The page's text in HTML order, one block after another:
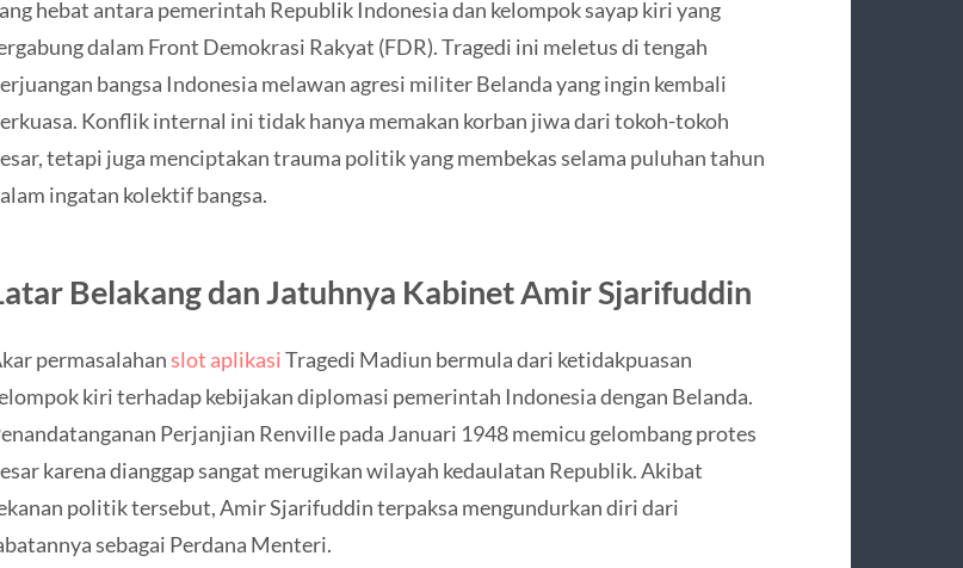
hebat antara pemerintah Republik Indonesia dan kelompok sayap kiri yang
dalam Front Demokrasi Rakyat (FDR). Tragedi ini meletus di tengah
bangsa Indonesia melawan agresi militer Belanda yang ingin kembali
Konflik internal ini tidak hanya memakan korban jiwa dari tokoh-tokoh
tetapi juga menciptakan trauma politik yang membekas selama puluhan tahun
ingatan kolektif bangsa.
Belakang dan Jatuhnya Kabinet Amir Sjarifuddin
permasalahanslot aplikasiTragedi Madiun bermula dari ketidakpuasan
kiri terhadap kebijakan diplomasi pemerintah Indonesia dengan Belanda.
Perjanjian Renville pada Januari 1948 memicu gelombang protes
karena dianggap sangat merugikan wilayah kedaulatan Republik. Akibat
politik tersebut, Amir Sjarifuddin terpaksa mengundurkan diri dari
sebagai Perdana Menteri.